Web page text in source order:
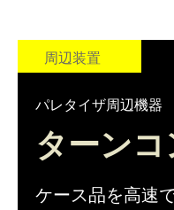
GTPシステム
仕分けシステム
ピッキングシステム
保管システム
通販
食品
企業理念
会社概要
事業所一覧
オークラグループ
オークラミュージアム
新着情報
生産終了品
ピッキング
周辺装置
パレタイザ周辺機器
ターン
ケース品を高速